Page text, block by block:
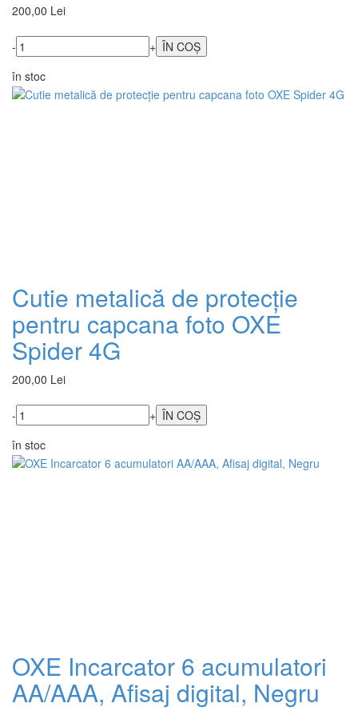
200,00 Lei
-
+
în stoc
Cutie metalică de protecție
pentru capcana foto OXE
Spider 4G
200,00 Lei
-
+
în stoc
OXE Incarcator 6 acumulatori
AA/AAA, Afisaj digital, Negru